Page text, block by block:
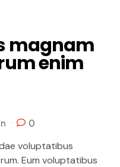
magnam
enim
0
voluptatibus
Eum voluptatibus